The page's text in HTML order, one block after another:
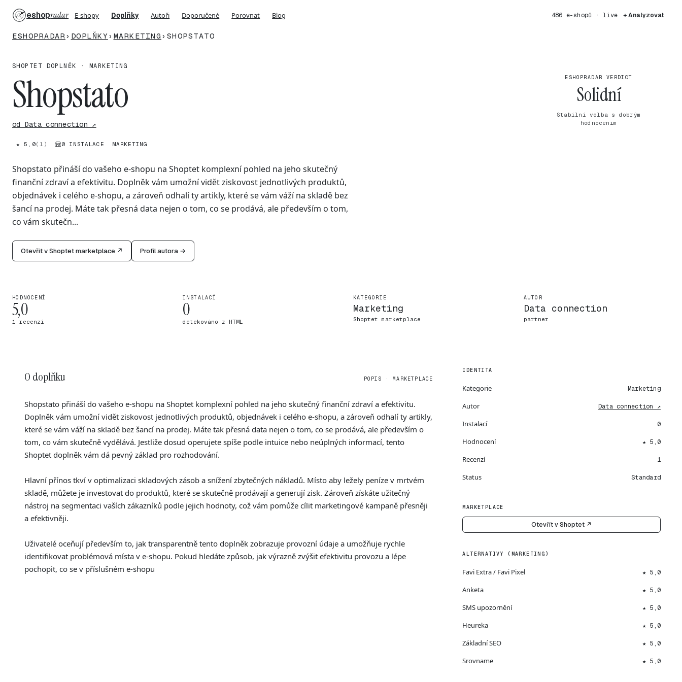
eshopradar E-shopy Doplňky Autoři Doporučené Porovnat Blog 486 e-shopů · live + Analyzovat
ESHOPRADAR › DOPLŇKY › MARKETING › SHOPSTATO
SHOPTET DOPLNĚK · MARKETING
Shopstato
od Data connection ↗
★ 5,0(1) 0 INSTALACE MARKETING
Shopstato přináší do vašeho e-shopu na Shoptet komplexní pohled na jeho skutečný
finanční zdraví a efektivitu. Doplněk vám umožní vidět ziskovost jednotlivých produktů,
objednávek i celého e-shopu, a zároveň odhalí ty artikly, které se vám váží na skladě bez
šancí na prodej. Máte tak přesná data nejen o tom, co se prodává, ale především o tom,
co vám skutečn...
Otevřít v Shoptet marketplace ↗ Profil autora →
ESHOPRADAR VERDICT
Solidní
Stabilní volba s dobrým
hodnocením
HODNOCENÍ
5,0
1 recenzí
INSTALACÍ
0
detekováno z HTML
KATEGORIE
Marketing
Shoptet marketplace
AUTOR
Data connection
partner
O doplňku POPIS · MARKETPLACE
Shopstato přináší do vašeho e-shopu na Shoptet komplexní pohled na jeho skutečný finanční zdraví a efektivitu.
Doplněk vám umožní vidět ziskovost jednotlivých produktů, objednávek i celého e-shopu, a zároveň odhalí ty artikly,
které se vám váží na skladě bez šancí na prodej. Máte tak přesná data nejen o tom, co se prodává, ale především o
tom, co vám skutečně vydělává. Jestliže dosud operujete spíše podle intuice nebo neúplných informací, tento
Shoptet doplněk vám dá pevný základ pro rozhodování.
Hlavní přínos tkví v optimalizaci skladových zásob a snížení zbytečných nákladů. Místo aby ležely peníze v mrtvém
skladě, můžete je investovat do produktů, které se skutečně prodávají a generují zisk. Zároveň získáte užitečný
nástroj na segmentaci vaších zákazníků podle jejich hodnoty, což vám pomůže cílit marketingové kampaně přesněji
a efektivněji.
Uživatelé oceňují především to, jak transparentně tento doplněk zobrazuje provozní údaje a umožňuje rychle
identifikovat problémová místa v e-shopu. Pokud hledáte způsob, jak výrazně zvýšit efektivitu provozu a lépe
pochopit, co se v příslušném e-shopu
IDENTITA
Kategorie Marketing
Autor Data connection ↗
Instalací 0
Hodnocení ★ 5,0
Recenzí 1
Status Standard
MARKETPLACE
Otevřít v Shoptet ↗
ALTERNATIVY (MARKETING)
Favi Extra / Favi Pixel ★ 5,0
Anketa ★ 5,0
SMS upozornění ★ 5,0
Heureka ★ 5,0
Základní SEO ★ 5,0
Srovname ★ 5,0